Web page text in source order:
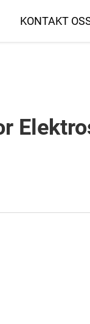
KONTAKT